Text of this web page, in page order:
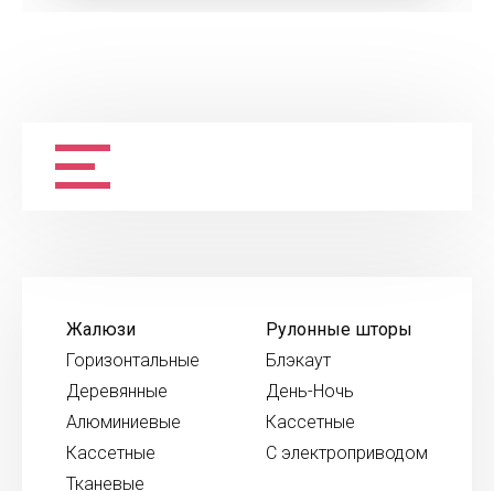
Жалюзи
Горизонтальные
Деревянные
Алюминиевые
Кассетные
Тканевые
Рулонные шторы
Блэкаут
День-Ночь
Кассетные
С электроприводом